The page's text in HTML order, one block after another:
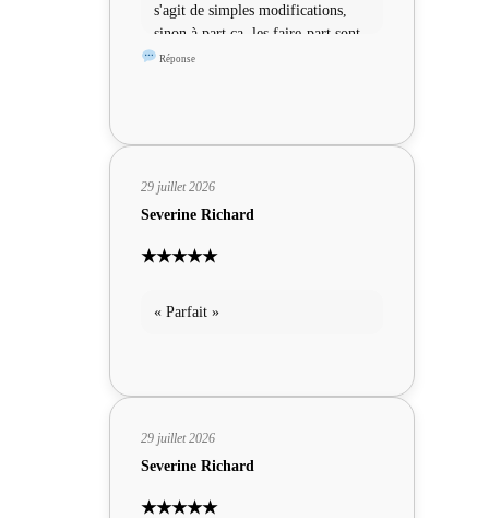
s'agit de simples modifications,
sinon à part ça, les faire-part sont
sympas »
Réponse
29 juillet 2026
Severine Richard
★★★★★
« Parfait »
29 juillet 2026
Severine Richard
★★★★★